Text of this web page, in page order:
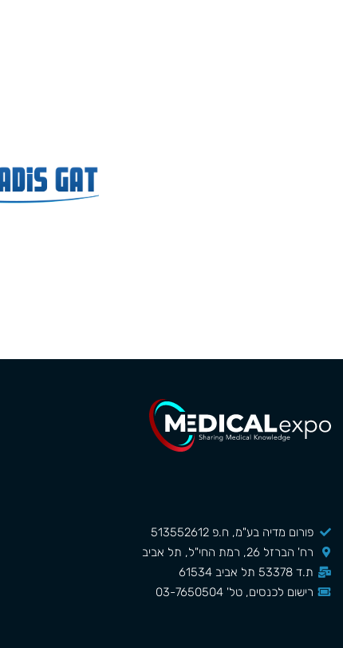
פורום מדיה בע"מ, ח.פ 513552612
רח' הברזל 26, רמת החי"ל, תל אביב
ת.ד 53378 תל אביב 61534
רישום לכנסים, טל' 03-7650504